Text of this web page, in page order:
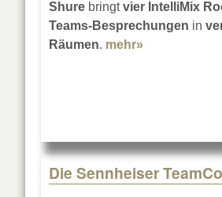
Shure bringtvier IntelliMix
Teams-Besprechungen in
Räumen. mehr»
Die Sennheiser